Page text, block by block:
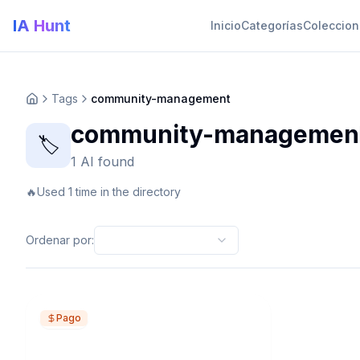
IA Hunt InicioCategorías
Tags community-management
🏷️ community-
1 AI found
🔥Used 1 time in the directory
Ordenar por:
Pago